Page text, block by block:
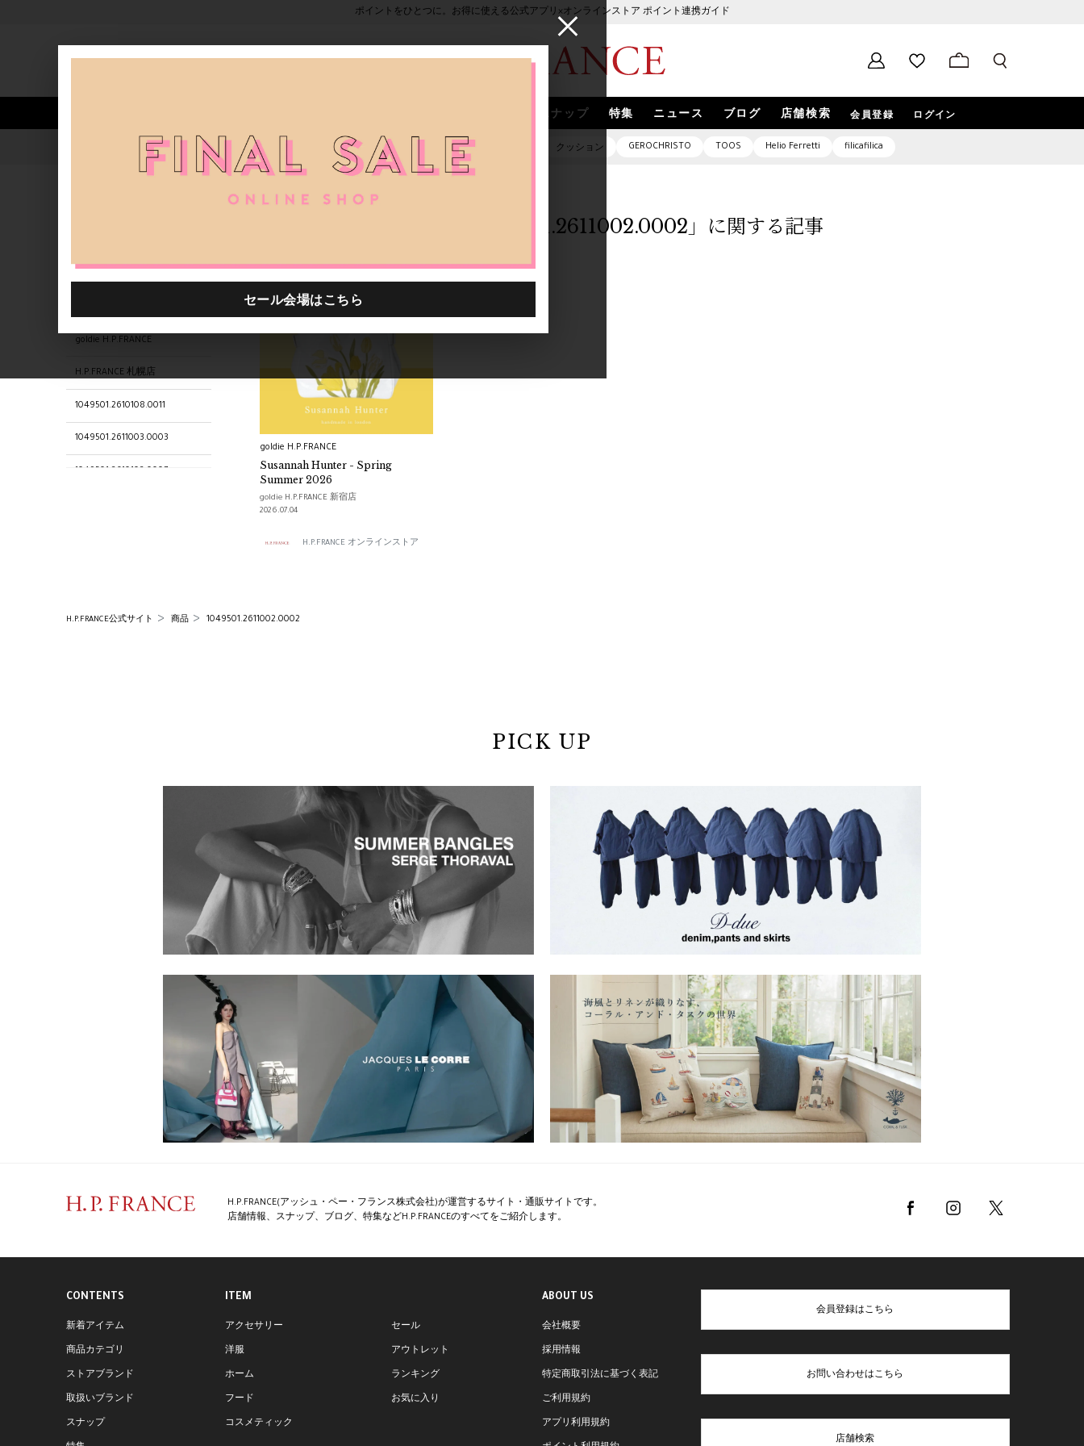
ポイントをひとつに。お得に使える公式アプリ×オンラインストア ポイント連携ガイド
スナップ 特集 ニュース ブログ 店舗検索 会員登録 ログイン
人気ワード セール 40th限定 ピアス バッグ クッション GEROCHRISTO TOOS Helio Ferretti filicafilica
goldie H.P.FRANCE
H.P.FRANCE 札幌店
1049501.2610108.0011
1049501.2611003.0003
「1049501.2611002.0002」に関する記事
goldie H.P.FRANCE
Susannah Hunter - Spring
Summer 2026
goldie H.P.FRANCE 新宿店
2026.07.04
H.P.FRANCE オンラインストア
H.P.FRANCE公式サイト 商品 1049501.2611002.0002
PICK UP
H.P.FRANCE(アッシュ・ペー・フランス株式会社)が運営するサイト・通販サイトです。
店舗情報、スナップ、ブログ、特集などH.P.FRANCEのすべてをご紹介します。
CONTENTS
新着アイテム
商品カテゴリ
ストアブランド
取扱いブランド
スナップ
ITEM
アクセサリー
洋服
ホーム
フード
コスメティック
セール
アウトレット
ランキング
お気に入り
ABOUT US
会社概要
採用情報
特定商取引法に基づく表記
ご利用規約
アプリ利用規約
会員登録はこちら
お問い合わせはこちら
店舗検索